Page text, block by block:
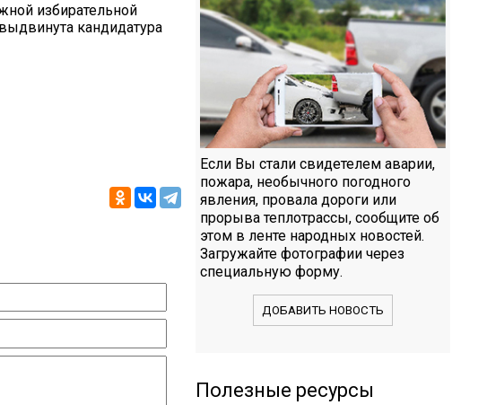
избирательной
кандидатура
Если Вы стали свидетелем аварии,
пожара, необычного погодного
явления, провала дороги или
прорыва теплотрассы, сообщите об
этом в ленте народных новостей.
Загружайте фотографии через
специальную форму.
ДОБАВИТЬ НОВОСТЬ
Полезные ресурсы